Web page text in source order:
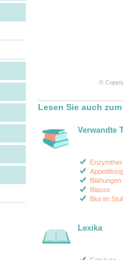
©
Lesen Sie auch
Verwandte
Blässe
Blut im
Lexika